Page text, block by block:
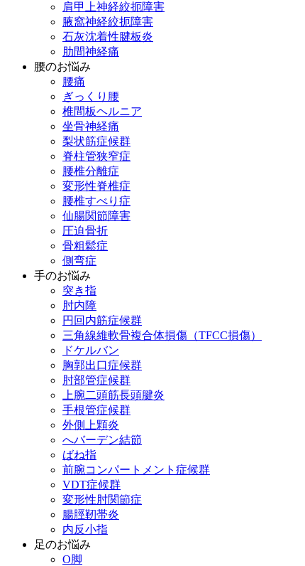
肩甲上神経絞扼障害
腋窩神経絞扼障害
石灰沈着性腱板炎
肋間神経痛
腰のお悩み
腰痛
ぎっくり腰
椎間板ヘルニア
坐骨神経痛
梨状筋症候群
脊柱管狭窄症
腰椎分離症
変形性脊椎症
腰椎すべり症
仙腸関節障害
圧迫骨折
骨粗鬆症
側弯症
手のお悩み
突き指
肘内障
円回内筋症候群
三角線維軟骨複合体損傷（TFCC損傷）
ドケルバン
胸郭出口症候群
肘部管症候群
上腕二頭筋長頭腱炎
手根管症候群
外側上顆炎
へバーデン結節
ばね指
前腕コンパートメント症候群
VDT症候群
変形性肘関節症
腸脛靭帯炎
内反小指
足のお悩み
О脚